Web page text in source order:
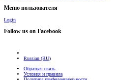
Меню пользователя
Login
Follow us on Facebook
Russian (RU)
Обратная связь
Условия и правила